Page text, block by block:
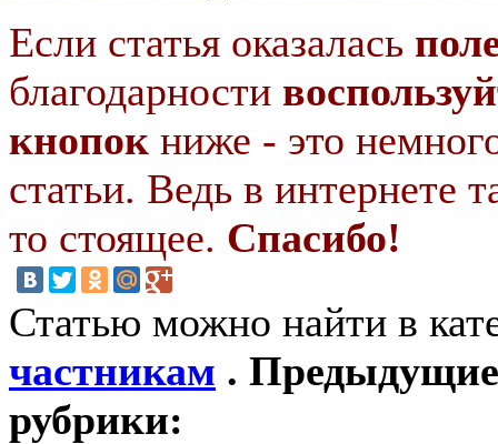
Если статья оказалась
благодарности
кнопок ниже - это
статьи. Ведь в интернете
то стоящее. Спасибо!
Статью можно найти в
частникам . Предыдущие
рубрики: